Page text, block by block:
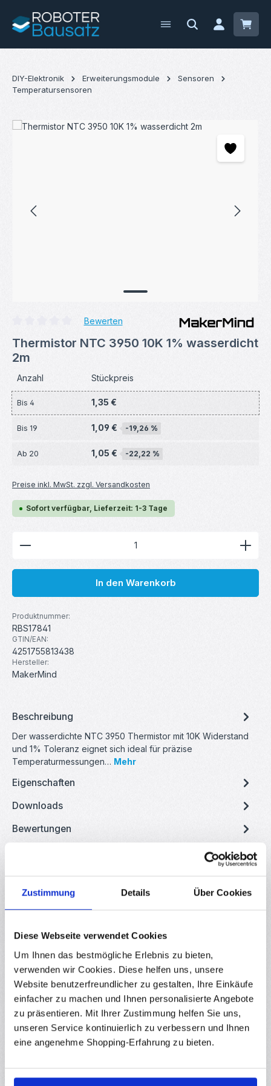
Zustimmung Details Über Cookies
Diese Webseite verwendet Cookies
Um Ihnen das bestmögliche Erlebnis zu bieten,
verwenden wir Cookies. Diese helfen uns, unsere
Website benutzerfreundlicher zu gestalten, Ihre Einkäufe
einfacher zu machen und Ihnen personalisierte Angebote
zu präsentieren. Mit Ihrer Zustimmung helfen Sie uns,
unseren Service kontinuierlich zu verbessern und Ihnen
eine angenehme Shopping-Erfahrung zu bieten.
Zum Hauptinhalt springen
DIY-Elektronik Erweiterungsmodule
Sensoren
Temperatursensoren
Bildergalerie überspringen
Bewerten
Thermistor NTC 3950 10K 1% wasserdicht
2m
Anzahl Stückpreis
Bis 4 1,35 €
Bis 19 1,09 € -19,26 %
Ab 20 1,05 € -22,22 %
Preise inkl. MwSt. zzgl. Versandkosten
Sofort verfügbar, Lieferzeit: 1-3 Tage
Produkt Anzahl: Gib den gewünschten Wert ein
In den Warenkorb
Produktnummer:
RBS17841
GTIN/EAN:
4251755813438
Hersteller:
MakerMind
Beschreibung
Der wasserdichte NTC 3950 Thermistor mit 10K Widerstand
und 1% Toleranz eignet sich ideal für präzise
Temperaturmessungen… Mehr
Eigenschaften
Downloads
Bewertungen
Produktgalerie überspringen
Zubehör
Durchschnittliche Bewertung von 0 von
W1209 DC 12V Digitale Temperaturanzeige mit Regler
RBS17249
W1209 DC 12V Digitaler Temperatur-Controller (blau) Sehr
günstiger aber äußerst effektiver Thermostat-Regler zum
Steuern der Stromzufuhr über die eingestellte Temperatur. Mit
dem W1209 Thermostat-Regler sind Sie in der Lage die meisten
elektronischen Geräte über die eingestellte Temperatur zu
Messwerte von -50 bis +110°C welche einfach auf dem 3-
stelligen Display abzulesen sind. Trotz dem verbauten
Sofort verfügbar
Regulärer Preis:
Ab2,43 €